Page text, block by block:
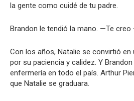
la gente como cuidé de tu padre.
Brandon le tendió la mano. —Te creo
Con los años, Natalie se convirtió
por su paciencia y calidez. Y
enfermería en todo el país. Arthur
que Natalie se graduara.